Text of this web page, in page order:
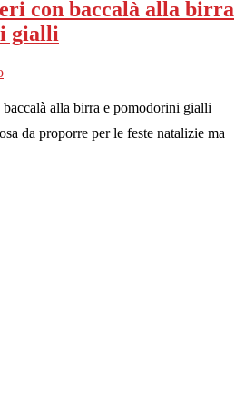
con baccalà alla birra
gialli
alla birra e pomodorini gialli
da proporre per le feste natalizie ma